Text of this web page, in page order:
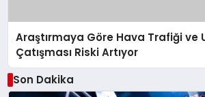
Araştırmaya Göre Hava Trafiği ve
Çatışması Riski Artıyor
Son Dakika